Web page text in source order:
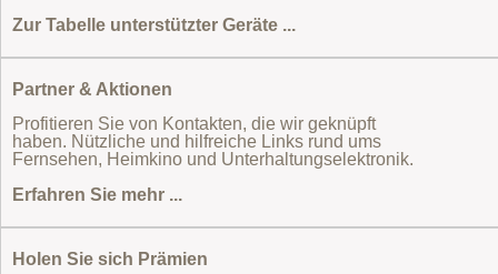
Zur Tabelle unterstützter Geräte ...
Partner & Aktionen
Profitieren Sie von Kontakten, die wir geknüpft
haben. Nützliche und hilfreiche Links rund ums
Fernsehen, Heimkino und Unterhaltungselektronik.
Erfahren Sie mehr ...
Holen Sie sich Prämien